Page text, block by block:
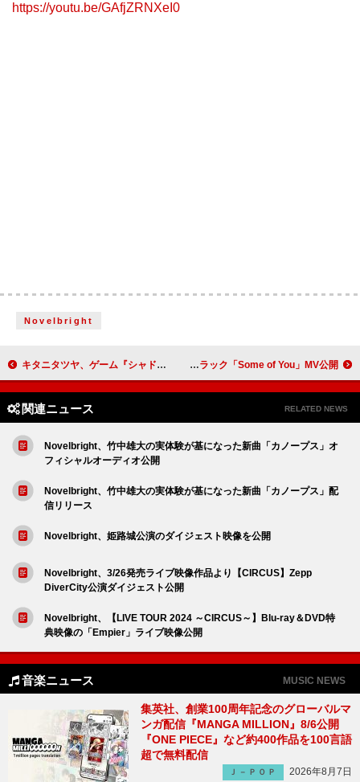
https://youtu.be/GAfjZRNXeI0
Novelbright
キタニタツヤ、ゲーム『シャドウバース』テーマソング「あなたのことをおしえて」MV公開決定 NOT WONK、5thAL『Bout Foreverness』よりリードトラック「Some of You」MV公開
関連ニュース RELATED NEWS
Novelbright、竹中雄大の実体験が基になった新曲「カノープス」オ
フィシャルオーディオ公開
Novelbright、竹中雄大の実体験が基になった新曲「カノープス」配
信リリース
Novelbright、姫路城公演のダイジェスト映像を公開
Novelbright、3/26発売ライブ映像作品より【CIRCUS】Zepp
DiverCity公演ダイジェスト公開
Novelbright、【LIVE TOUR 2024 ～CIRCUS～】Blu-ray＆DVD特
典映像の「Empier」ライブ映像公開
音楽ニュース MUSIC NEWS
集英社、創業100周年記念のグローバルマ
ンガ配信『MANGA MILLION』8/6公開
『ONE PIECE』など約400作品を100言語
超で無料配信
Ｊ－ＰＯＰ 2026年8月7日